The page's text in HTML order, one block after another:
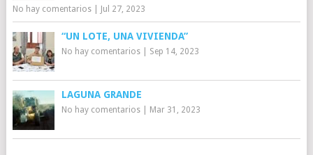
No hay comentarios| Jul 27, 2023
“UN LOTE, UNA VIVIENDA”
No hay comentarios| Sep 14, 2023
LAGUNA GRANDE
No hay comentarios| Mar 31, 2023